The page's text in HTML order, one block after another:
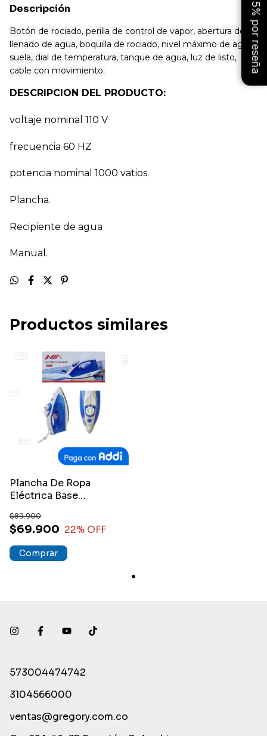
Descripción
Botón de rociado, perilla de control de vapor, abertura de
llenado de agua, boquilla de rociado, nivel máximo de agua,
suela, dial de temperatura, tanque de agua, luz de listo,
cable con movimiento.
DESCRIPCION DEL PRODUCTO:
voltaje nominal 110 V
frecuencia 60 HZ
potencia nominal 1000 vatios.
Plancha.
Recipiente de agua
Manual.
Productos similares
Plancha De Ropa
Eléctrica Base
$69.900
$89.900
22% OFF
573004474742
3104566000
ventas@gregory.com.co
5% por reseña